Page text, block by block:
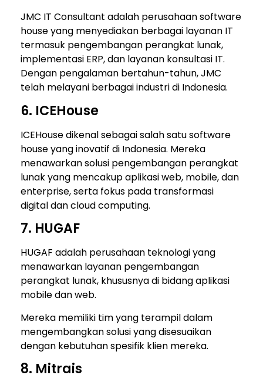
JMC IT Consultant adalah perusahaan software
house yang menyediakan berbagai layanan IT
termasuk pengembangan perangkat lunak,
implementasi ERP, dan layanan konsultasi IT.
Dengan pengalaman bertahun-tahun, JMC
telah melayani berbagai industri di Indonesia.
6. ICEHouse
ICEHouse dikenal sebagai salah satu software
house yang inovatif di Indonesia. Mereka
menawarkan solusi pengembangan perangkat
lunak yang mencakup aplikasi web, mobile, dan
enterprise, serta fokus pada transformasi
digital dan cloud computing.
7. HUGAF
HUGAF adalah perusahaan teknologi yang
menawarkan layanan pengembangan
perangkat lunak, khususnya di bidang aplikasi
mobile dan web.
Mereka memiliki tim yang terampil dalam
mengembangkan solusi yang disesuaikan
dengan kebutuhan spesifik klien mereka.
8. Mitrais